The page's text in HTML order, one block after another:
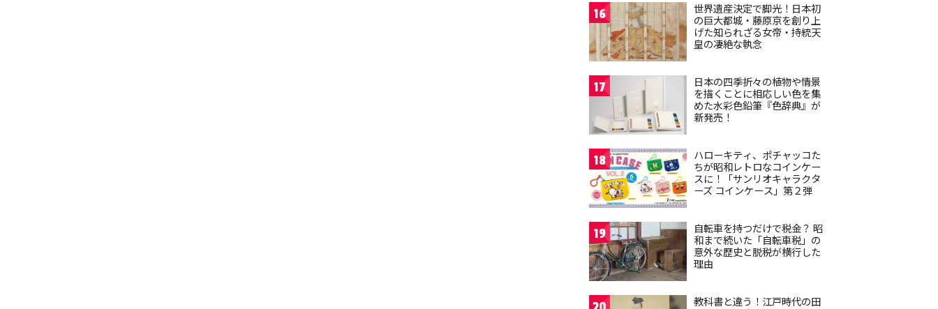
16
世界遺産決定で脚光！日本初
の巨大都城・藤原京を創り上
げた知られざる女帝・持統天
皇の凄絶な執念
17
日本の四季折々の植物や情景
を描くことに相応しい色を集
めた水彩色鉛筆『色辞典』が
新発売！
18
ハローキティ、ポチャッコた
ちが昭和レトロなコインケー
スに！「サンリオキャラクタ
ーズ コインケース」第２弾
19
自転車を持つだけで税金？ 昭
和まで続いた「自転車税」の
意外な歴史と脱税が横行した
理由
教科書と違う！江戸時代の田